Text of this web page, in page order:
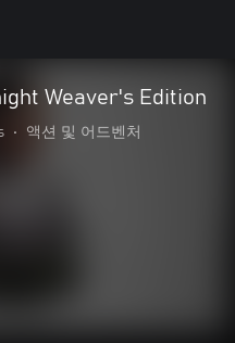
Weaver's Edition
• 액션 및 어드벤처